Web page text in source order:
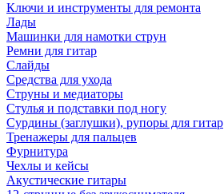
Ключи и инструменты для ремонта
Лады
Машинки для намотки струн
Ремни для гитар
Слайды
Средства для ухода
Струны и медиаторы
Стулья и подставки под ногу
Сурдины (заглушки), рупоры для гитар
Тренажеры для пальцев
Фурнитура
Чехлы и кейсы
Акустические гитары